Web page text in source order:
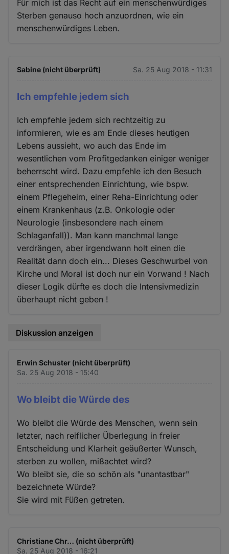
Für mich ist das Recht auf ein menschenwürdiges
Sterben genauso hoch anzuordnen, wie ein
menschenwürdiges Leben.
Sabine (nicht überprüft) Sa. 25 Aug 2018 - 11:31
Ich empfehle jedem sich
Ich empfehle jedem sich rechtzeitig zu
informieren, wie es am Ende dieses heutigen
Lebens aussieht, wo auch das Ende im
wesentlichen vom Profitgedanken einiger weniger
beherrscht wird. Dazu empfehle ich den Besuch
einer entsprechenden Einrichtung, wie bspw.
einem Pflegeheim, einer Reha-Einrichtung oder
einem Krankenhaus (z.B. Onkologie oder
Neurologie (insbesondere nach einem
Schlaganfall)). Man kann manchmal lange
verdrängen, aber irgendwann holt einen die
Realität dann doch ein... Dieses Geschwurbel von
Kirche und Moral ist doch nur ein Vorwand ! Nach
dieser Logik dürfte es doch die Intensivmedizin
überhaupt nicht geben !
Diskussion anzeigen
Erwin Schuster (nicht überprüft)
Sa. 25 Aug 2018 - 15:40
Wo bleibt die Würde des
Wo bleibt die Würde des Menschen, wenn sein
letzter, nach reiflicher Überlegung in freier
Entscheidung und Klarheit geäußerter Wunsch,
sterben zu wollen, mißachtet wird?
Wo bleibt sie, die so schön als "unantastbar"
bezeichnete Würde?
Sie wird mit Füßen getreten.
Christiane Chr… (nicht überprüft)
Sa. 25 Aug 2018 - 16:21